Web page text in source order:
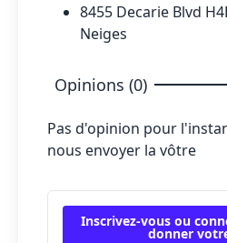
8455 Decarie Blvd
Neiges
Opinions (0)
Pas d'opinion pour
nous envoyer la vôtre
Inscrivez-vous ou
donner